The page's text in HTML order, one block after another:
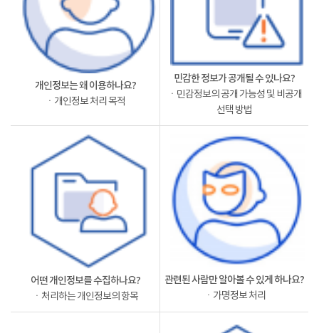
개인정보는 왜 이용하나요?
ㆍ개인정보 처리 목적
민감한 정보가 공개될 수 있나요?
ㆍ민감정보의 공개 가능성 및 비공개
선택 방법
어떤 개인정보를 수집하나요?
ㆍ처리하는 개인정보의 항목
관련된 사람만 알아볼 수 있게 하나요?
ㆍ가명정보 처리